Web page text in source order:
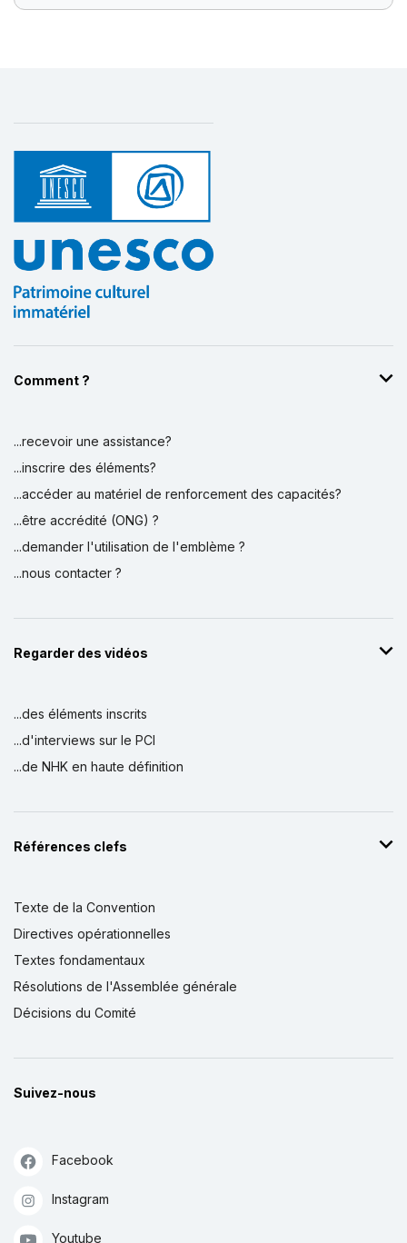
Comment ?
...recevoir une assistance?
...inscrire des éléments?
...accéder au matériel de renforcement des capacités?
...être accrédité (ONG) ?
...demander l'utilisation de l'emblème ?
...nous contacter ?
Regarder des vidéos
...des éléments inscrits
...d'interviews sur le PCI
...de NHK en haute définition
Références clefs
Texte de la Convention
Directives opérationnelles
Textes fondamentaux
Résolutions de l'Assemblée générale
Décisions du Comité
Suivez-nous
Facebook
Instagram
Youtube